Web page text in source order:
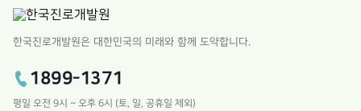
한국진로개발원은 대한민국의 미래와 함께 도약합니다.
1899-1371
평일 오전 9시 ~ 오후 6시 (토, 일, 공휴일 제외)